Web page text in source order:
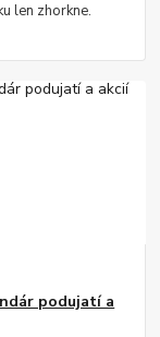
len zhorkne.
podujatí a